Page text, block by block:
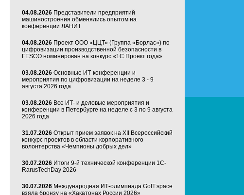
04.08.2026 Представители предприятий
машиностроения обменялись опытом на
конференции ЛАНИТ
04.08.2026 Проект ООО «ЦЦТ» (Группа «Борлас») по
цифровизации производственной безопасности в
FESCO номинирован на конкурс «1С:Проект года»
03.08.2026 Основные ИТ-конференции и
мероприятия по цифровизации на неделе 3 - 9
августа 2026 года
03.08.2026 Все ИТ- и деловые мероприятия и
конференции в Петербурге на неделе с 3 по 9 августа
2026 года
31.07.2026 Открыт прием заявок на XII Всероссийский
конкурс проектов в области корпоративного
волонтерства «Чемпионы добрых дел»
30.07.2026 Итоги 9-й технической конференции 1C-
RarusTechDay 2026
30.07.2026 Международная ИТ-олимпиада GoIT.space
взяла бронзу на «Хакатонах России 2026»